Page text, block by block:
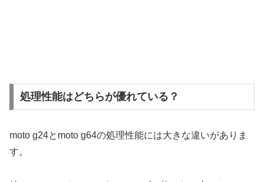
処理性能はどちらが優れている？
moto g24とmoto g64の処理性能には大きな違いがありま
す。